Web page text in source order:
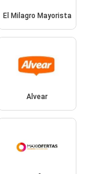
El Milagro Mayorista
Alvear